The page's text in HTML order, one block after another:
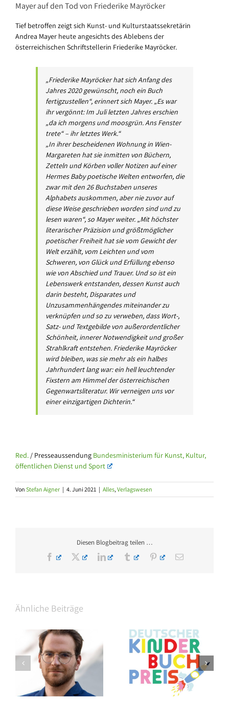
Mayer auf den Tod von Friederike Mayröcker
Tief betroffen zeigt sich Kunst- und Kulturstaatssekretärin
Andrea Mayer heute angesichts des Ablebens der
österreichischen Schriftstellerin Friederike Mayröcker.
„Friederike Mayröcker hat sich Anfang des
Jahres 2020 gewünscht, noch ein Buch
fertigzustellen“, erinnert sich Mayer. „Es war
ihr vergönnt: Im Juli letzten Jahres erschien
„da ich morgens und moosgrün. Ans Fenster
trete“ – ihr letztes Werk.“
„In ihrer bescheidenen Wohnung in Wien-
Margareten hat sie inmitten von Büchern,
Zetteln und Körben voller Notizen auf einer
Hermes Baby poetische Welten entworfen, die
zwar mit den 26 Buchstaben unseres
Alphabets auskommen, aber nie zuvor auf
diese Weise geschrieben worden sind und zu
lesen waren“, so Mayer weiter. „Mit höchster
literarischer Präzision und größtmöglicher
poetischer Freiheit hat sie vom Gewicht der
Welt erzählt, vom Leichten und vom
Schweren, von Glück und Erfüllung ebenso
wie von Abschied und Trauer. Und so ist ein
Lebenswerk entstanden, dessen Kunst auch
darin besteht, Disparates und
Unzusammenhängendes miteinander zu
verknüpfen und so zu verweben, dass Wort-,
Satz- und Textgebilde von außerordentlicher
Schönheit, innerer Notwendigkeit und großer
Strahlkraft entstehen. Friederike Mayröcker
wird bleiben, was sie mehr als ein halbes
Jahrhundert lang war: ein hell leuchtender
Fixstern am Himmel der österreichischen
Gegenwartsliteratur. Wir verneigen uns vor
einer einzigartigen Dichterin.“
Red. / Presseaussendung Bundesministerium für Kunst, Kultur,
öffentlichen Dienst und Sport
Von Stefan Aigner | 4. Juni 2021 | Alles,Verlagswesen
Diesen Blogbeitrag teilen …
Facebook
X LinkedInTumblr PinterestE-
Ähnliche Beiträge
Shortlist des Deutschen
Kinderbuchpreises 2026
Thalia eröffnet am
Grazer Hauptplatz auf 3
Etagen